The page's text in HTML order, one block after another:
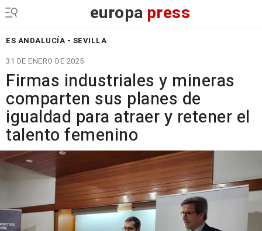
europa press
ES ANDALUCÍA - SEVILLA
31 DE ENERO DE 2025
Firmas industriales y mineras
comparten sus planes de
igualdad para atraer y retener el
talento femenino